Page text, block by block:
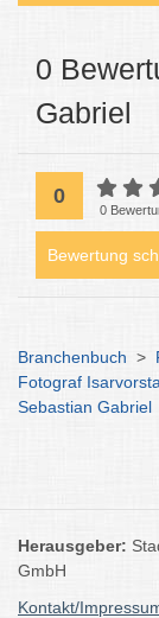
0
Gabriel
0
0
Bewertung
Branchenbuch >
Fotograf
Sebastian Gabriel
Herausgeber:
GmbH
Kontakt/